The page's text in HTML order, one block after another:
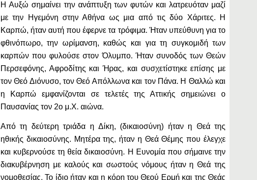
Η Αυξώ σημαίνει την ανάπτυξη των φυτών και λατρευόταν μαζί
με την Ηγεμόνη στην Αθήνα ως μια από τις δύο Χάριτες. Η
Καρπώ, ήταν αυτή που έφερνε τα τρόφιμα. Ήταν υπεύθυνη για το
φθινόπωρο, την ωρίμανση, καθώς και για τη συγκομιδή των
καρπών που φυλούσε στον Όλυμπο. Ήταν συνοδός των Θεών
Περσεφόνης, Αφροδίτης και Ήρας, και συσχετίστηκε επίσης με
τον Θεό Διόνυσο, τον Θεό Απόλλωνα και τον Πάνα. Η Θαλλώ και
η Καρπώ εμφανίζονται σε τελετές της Αττικής σημειώνει ο
Παυσανίας τον 2ο μ.Χ. αιώνα.
Από τη δεύτερη τριάδα η Δίκη, (δικαιοσύνη) ήταν η Θεά της
ηθικής δικαιοσύνης. Μητέρα της, ήταν η Θεά Θέμης που έλεγχε
και κυβερνούσε τη θεία δικαιοσύνη. Η Ευνομία που σήμαινε την
διακυβέρνηση με καλούς και σωστούς νόμους ήταν η Θεά της
νομοθεσίας. Το ίδιο ήταν και η κόρη του Θεού Ερμή και της Θεάς